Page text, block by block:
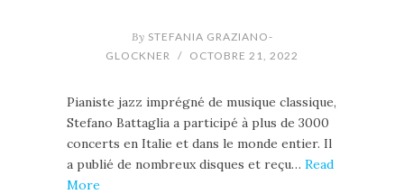
By STEFANIA GRAZIANO-
GLOCKNER
/ OCTOBRE 21, 2022
Pianiste jazz imprégné de musique classique,
Stefano Battaglia a participé à plus de 3000
concerts en Italie et dans le monde entier. Il
a publié de nombreux disques et reçu… Read
More